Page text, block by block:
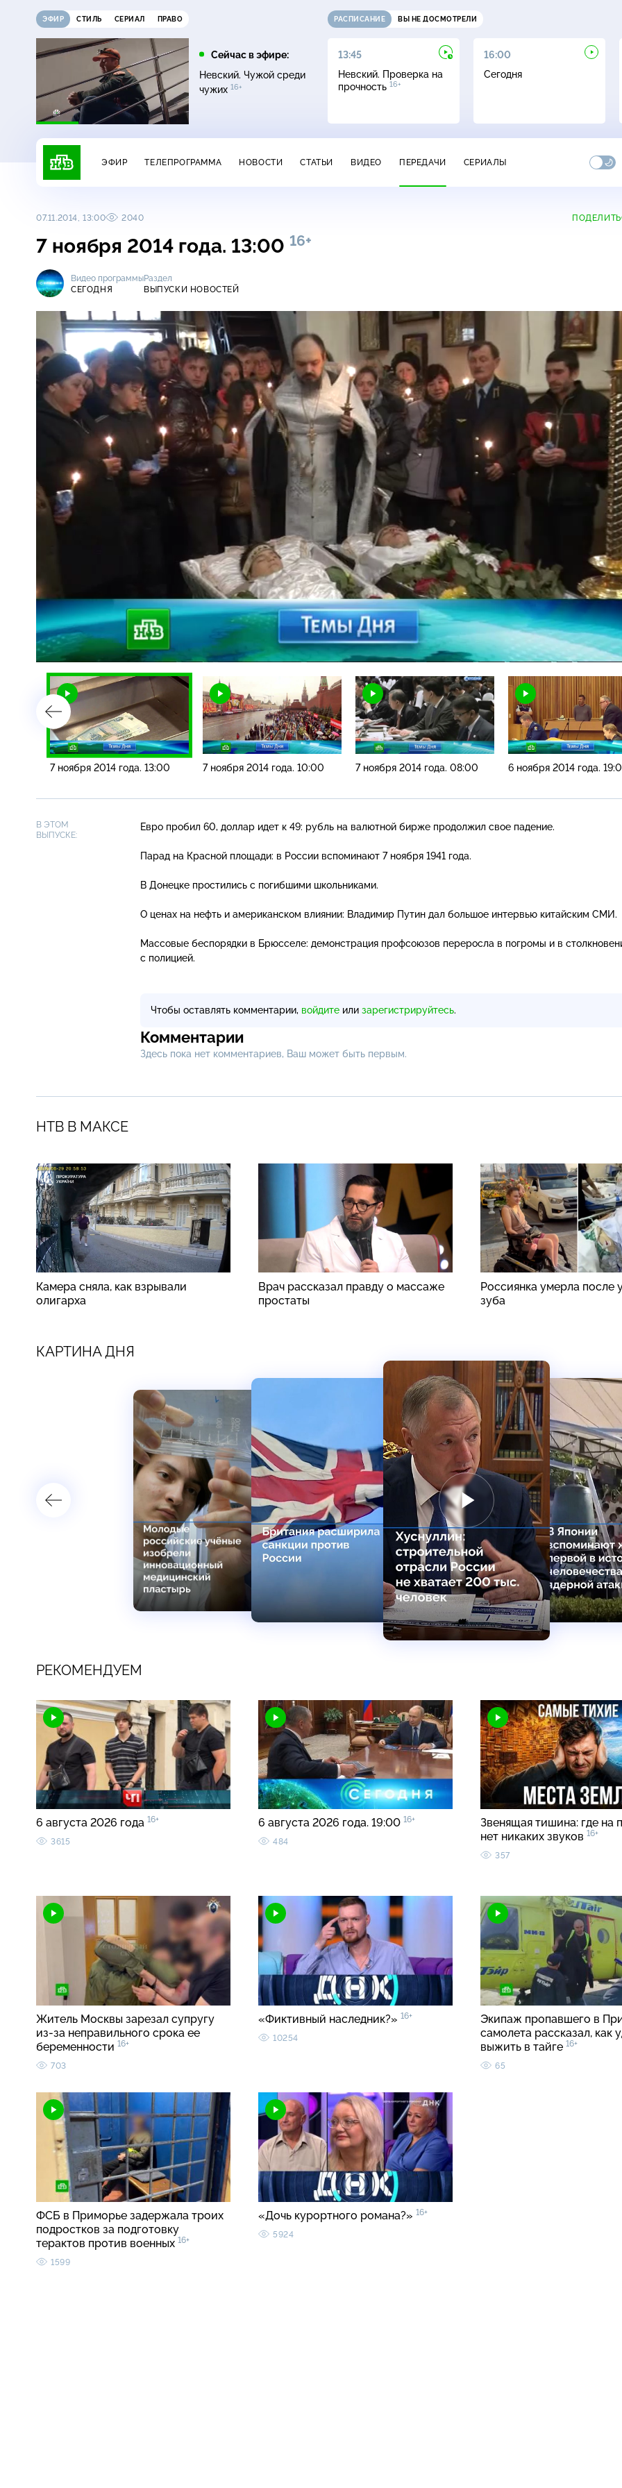
ЭФИР СТИЛЬ СЕРИАЛ ПРАВО
Сейчас в эфире:
Невский. Чужой среди
чужих 16+
РАСПИСАНИЕ ВЫ НЕ ДОСМОТРЕЛИ
11:00
13:00
Сегодня
13:45
Невский. Проверка на
прочность 16+
16:00
Сегодня
ЭФИР ТЕЛЕПРОГРАММА НОВОСТИ СТАТЬИ ВИДЕО ПЕРЕДАЧИ СЕРИАЛЫ
07.11.2014, 13:00 2040
7 ноября 2014 года. 13:00 16+
Видео программы
СЕГОДНЯ
Раздел
ВЫПУСКИ НОВОСТЕЙ
/
Загрузка:
4.47%
7 ноября 2014 года. 13:00 7 ноября 2014 года. 10:00 7 ноября 2014 года. 08:00 6 ноября 2014 года.
В ЭТОМ
ВЫПУСКЕ:
Евро пробил 60, доллар идет к 49: рубль на валютной бирже продолжил свое падение.
Парад на Красной площади: в России вспоминают 7 ноября 1941 года.
В Донецке простились с погибшими школьниками.
О ценах на нефть и американском влиянии: Владимир Путин дал большое интервью китайским СМИ.
Массовые беспорядки в Брюсселе: демонстрация профсоюзов переросла в погромы и в
с полицией.
Чтобы оставлять комментарии, войдите или зарегистрируйтесь.
Комментарии
Здесь пока нет комментариев, Ваш может быть первым.
НТВ В МАКСЕ
Камера сняла, как взрывали
олигарха
Врач рассказал правду о массаже
простаты
Россиянка умерла после
зуба
КАРТИНА ДНЯ
РЕКОМЕНДУЕМ
6 августа 2026 года 16+
3615
6 августа 2026 года. 19:00 16+
484
Звенящая тишина: где на
нет никаких звуков 16+
357
Житель Москвы зарезал супругу
из-за неправильного срока ее
беременности 16+
703
«Фиктивный наследник?» 16+
10254
Экипаж пропавшего в
самолета рассказал, как
выжить в тайге 16+
65
ФСБ в Приморье задержала троих
подростков за подготовку
терактов против военных 16+
1599
«Дочь курортного романа?» 16+
5924